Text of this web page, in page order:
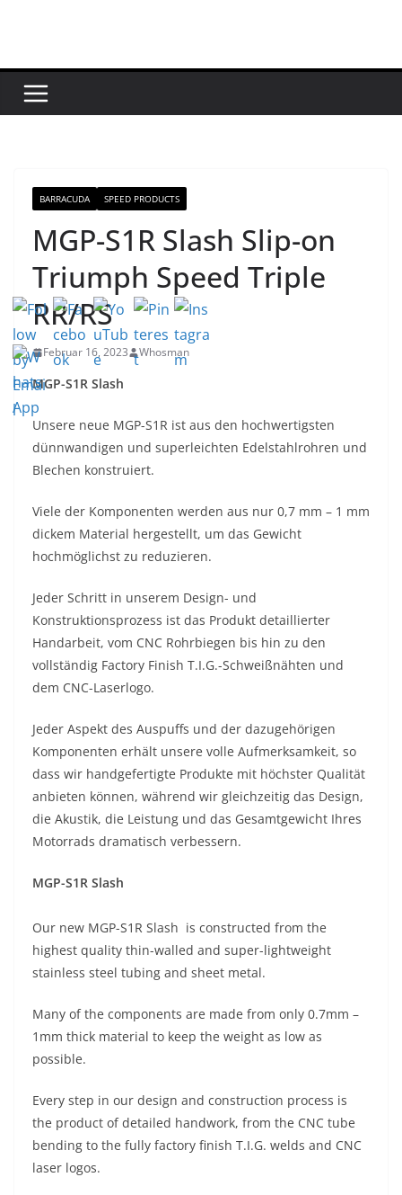
BARRACUDA SPEED PRODUCTS
MGP-S1R Slash Slip-on
Triumph Speed Triple
RR/RS
Februar 16, 2023 Whosman
MGP-S1R Slash
Unsere neue MGP-S1R ist aus den hochwertigsten
dünnwandigen und superleichten Edelstahlrohren und
Blechen konstruiert.
Viele der Komponenten werden aus nur 0,7 mm – 1 mm
dickem Material hergestellt, um das Gewicht
hochmöglichst zu reduzieren.
Jeder Schritt in unserem Design- und
Konstruktionsprozess ist das Produkt detaillierter
Handarbeit, vom CNC Rohrbiegen bis hin zu den
vollständig Factory Finish T.I.G.-Schweißnähten und
dem CNC-Laserlogo.
Jeder Aspekt des Auspuffs und der dazugehörigen
Komponenten erhält unsere volle Aufmerksamkeit, so
dass wir handgefertigte Produkte mit höchster Qualität
anbieten können, während wir gleichzeitig das Design,
die Akustik, die Leistung und das Gesamtgewicht Ihres
Motorrads dramatisch verbessern.
MGP-S1R Slash
Our new MGP-S1R Slash is constructed from the
highest quality thin-walled and super-lightweight
stainless steel tubing and sheet metal.
Many of the components are made from only 0.7mm –
1mm thick material to keep the weight as low as
possible.
Every step in our design and construction process is
the product of detailed handwork, from the CNC tube
bending to the fully factory finish T.I.G. welds and CNC
laser logos.